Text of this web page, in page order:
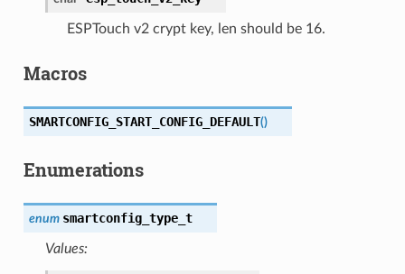
ESPTouch v2 crypt key, len should be 16.
Macros
SMARTCONFIG_START_CONFIG_DEFAULT()
Enumerations
enum smartconfig_type_t
Values: